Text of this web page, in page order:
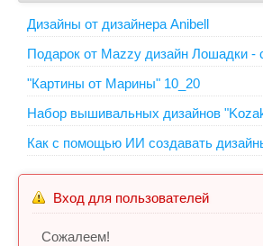
Дизайны от дизайнера Anibell
Подарок от Mazzy дизайн Лошадки -
"Картины от Марины" 10_20
Набор вышивальных дизайнов
Как с помощью ИИ создавать
Вход для пользователей
Сожалеем!